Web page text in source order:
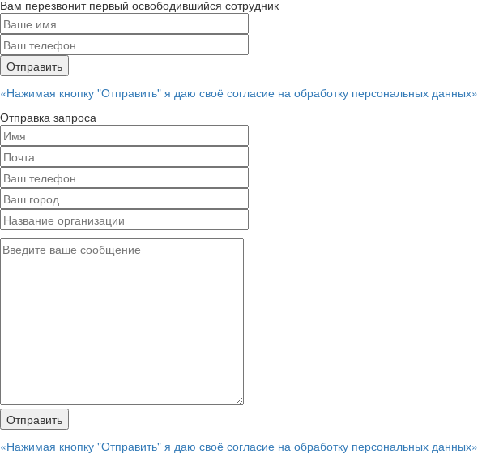
Вам перезвонит первый освободившийся сотрудник
«Нажимая кнопку "Отправить" я даю своё согласие на обработку персональных данных»
Отправка запроса
«Нажимая кнопку "Отправить" я даю своё согласие на обработку персональных данных»